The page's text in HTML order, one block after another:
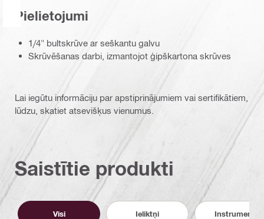
Pielietojumi
1/4" bultskrūve ar seškantu galvu
Skrūvēšanas darbi, izmantojot ģipškartona skrūves
Lai iegūtu informāciju par apstiprinājumiem vai sertifikātiem,
lūdzu, skatiet atsevišķus vienumus.
Saistītie produkti
Visi Ieliktņi Instrumenti